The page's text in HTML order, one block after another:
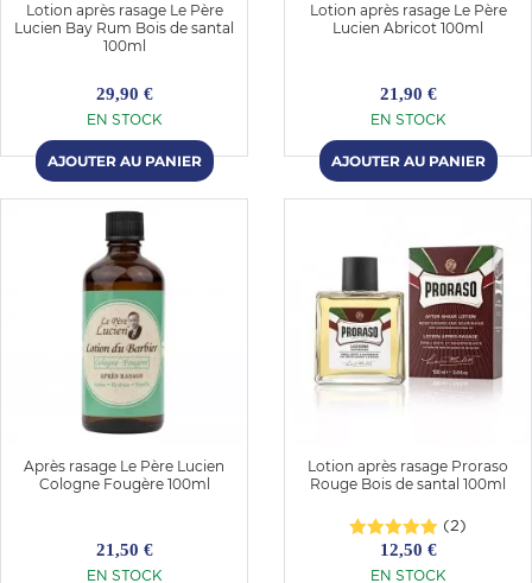
Lotion après rasage Le Père
Lucien Bay Rum Bois de santal
100ml
29,90 €
EN STOCK
Lotion après rasage Le Père
Lucien Abricot 100ml
21,90 €
EN STOCK
Après rasage Le Père Lucien
Cologne Fougère 100ml
21,50 €
EN STOCK
Lotion après rasage Proraso
Rouge Bois de santal 100ml
(2)
12,50 €
EN STOCK